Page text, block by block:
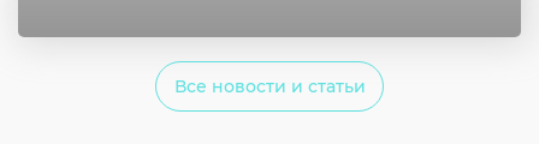
Все новости и статьи